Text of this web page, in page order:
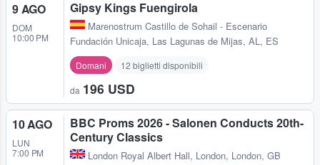
9 AGO
DOM
10:00 PM
Gipsy Kings Fuengirola
Marenostrum Castillo de Sohail - Escenario
Fundación Unicaja, Las Lagunas de Mijas, AL, ES
Domani 12 biglietti disponibili
da 196 USD
10 AGO
LUN
7:00 PM
BBC Proms 2026 - Salonen Conducts 20th-
Century Classics
London Royal Albert Hall, London, London, GB